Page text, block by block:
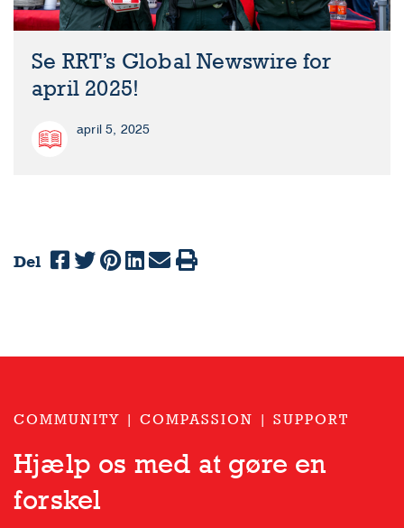
Se RRT’s Global Newswire for
april 2025!
april 5, 2025
Del
COMMUNITY | COMPASSION | SUPPORT
Hjælp os med at gøre en
forskel